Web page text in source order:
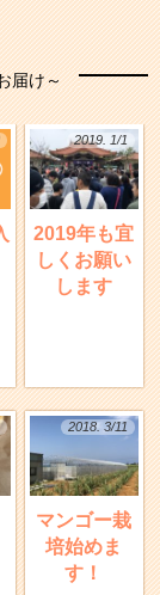
届け～
2019. 1/1
2019年も宜
しくお願い
します
2018. 3/11
マンゴー栽
培始めま
す！